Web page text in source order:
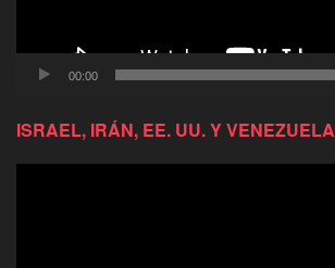
00:00
ISRAEL, IRÁN, EE. UU. Y VENEZUELA